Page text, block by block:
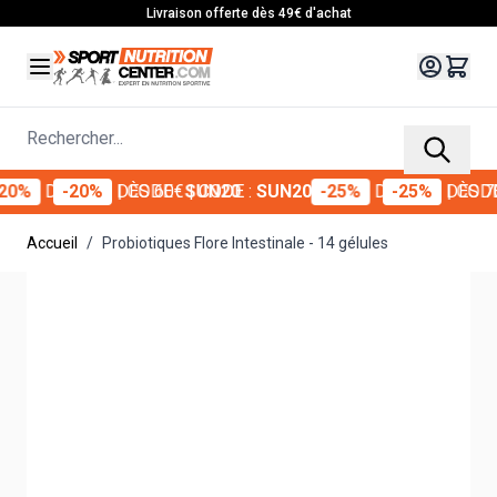
Livraison offerte dès 49€ d'achat
Rechercher...
60€| CODE :SUN20 -25% DÈS 70€| CODE :
Accueil / Probiotiques Flore Intestinale - 14 gélules